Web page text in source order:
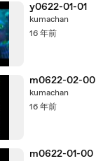
y0622-01-01
kumachan
16 年前
m0622-02-00
kumachan
16 年前
m0622-01-00